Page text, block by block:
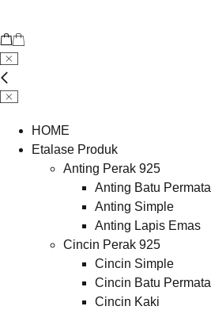
HOME
Etalase Produk
Anting Perak 925
Anting Batu Permata
Anting Simple
Anting Lapis Emas
Cincin Perak 925
Cincin Simple
Cincin Batu Permata
Cincin Kaki